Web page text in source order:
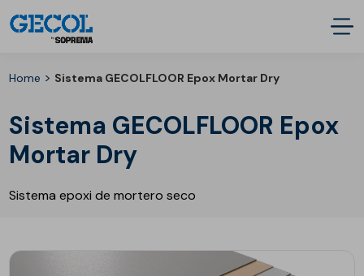
Home > Sistema GECOLFLOOR Epox Mortar Dry
Sistema GECOLFLOOR Epox
Mortar Dry
Sistema epoxi de mortero seco